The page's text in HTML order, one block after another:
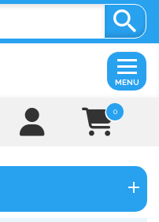

0
MENU